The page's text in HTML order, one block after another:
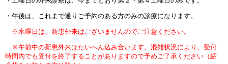
・午後は、これまで通りご予約のある方のみの診療になります。
※水曜日は、新患外来はございませんのでご注意ください。
※午前中の新患外来はたいへん込み合います。混雑状況により、受付
時間内でも受付を終了することがありますので予めご了承ください（紹